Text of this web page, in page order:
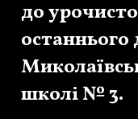
до
останнього
школі № 3.